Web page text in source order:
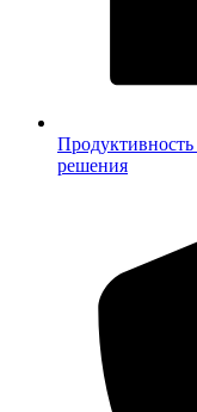
Продуктивность
решения